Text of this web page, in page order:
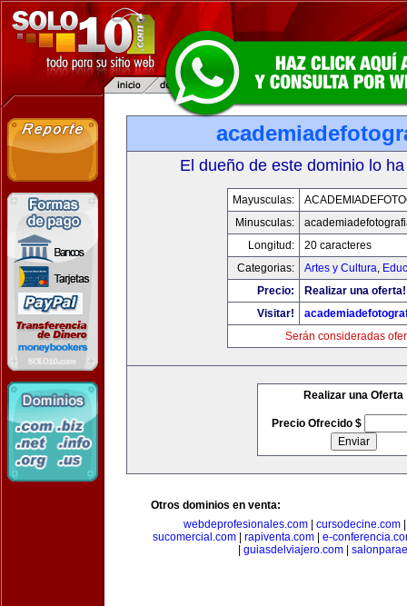
El dueño de este dominio lo
Mayusculas:
Minusculas:
Longitud:
20 caracteres
Categorias:
Artes y Cultura,
Precio:
Realizar una oferta!
Visitar!
Serán consideradas
Realizar una Oferta
Precio Ofrecido $
Otros dominios en venta:
webdeprofesionales.com| cursodecine.com
sucomercial.com
rapiventa.com
e-
guiasdelviajero.com|